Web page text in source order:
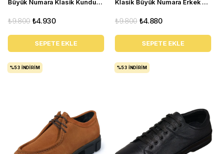
Büyük Numara Klasik Kundura - NV1088 Koyu Lacivert
₺4.930
₺9.800
SEPETE EKLE
Klasik Büyük Numara Erkek Ayakkabı - NR1954 Taba
₺4.880
₺9.800
SEPETE EKLE
%53 İNDIRIM %53 İNDIRIM